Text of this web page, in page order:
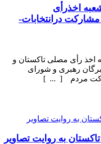
اخذرأی
درانتخابات-
اخذ رأی مصلی تاکستان و
رهبری و شورای
مردم [ ... ]
به روایت تصاویر